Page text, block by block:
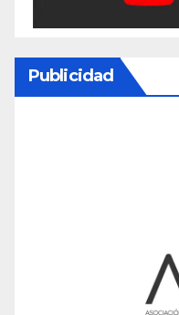
Publicidad